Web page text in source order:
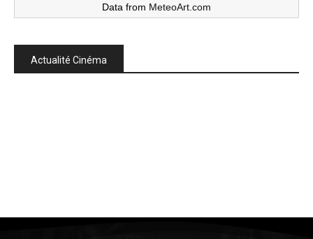
Data from MeteoArt.com
Actualité Cinéma